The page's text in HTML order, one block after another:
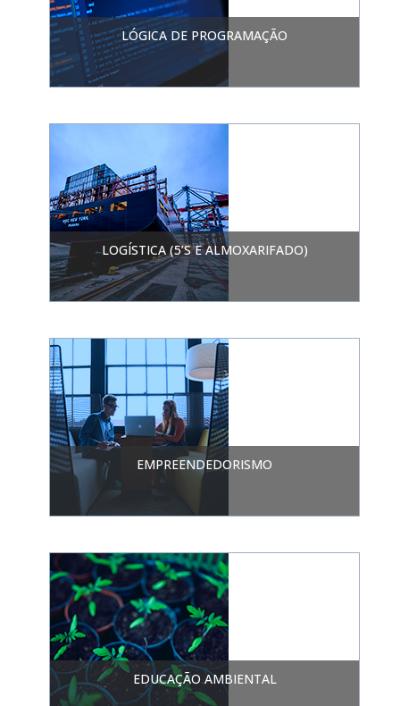
LÓGICA DE PROGRAMAÇÃO
LOGÍSTICA (5’S E ALMOXARIFADO)
EMPREENDEDORISMO
EDUCAÇÃO AMBIENTAL